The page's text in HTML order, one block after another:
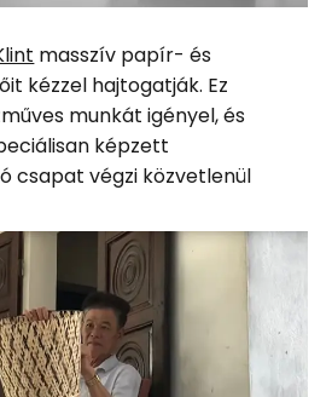
masszív papír- és
kézzel hajtogatják. Ez
munkát igényel, és
képzett
csapat végzi közvetlenül